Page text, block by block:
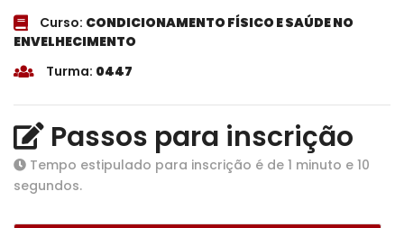
Curso: CONDICIONAMENTO FÍSICO E SAÚDE NO
ENVELHECIMENTO
Turma: 0447
Passos para inscrição
Tempo estipulado para inscrição é de 1 minuto e 10
segundos.